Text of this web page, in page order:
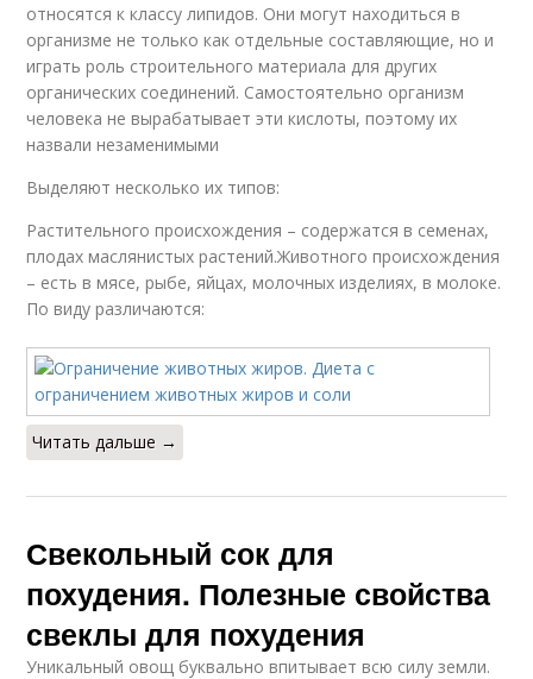
относятся к классу липидов. Они могут находиться в
организме не только как отдельные составляющие, но и
играть роль строительного материала для других
органических соединений. Самостоятельно организм
человека не вырабатывает эти кислоты, поэтому их
назвали незаменимыми
Выделяют несколько их типов:
Растительного происхождения – содержатся в семенах,
плодах маслянистых растений.Животного происхождения
– есть в мясе, рыбе, яйцах, молочных изделиях, в молоке.
По виду различаются:
Читать дальше →
Свекольный сок для
похудения. Полезные свойства
свеклы для похудения
Уникальный овощ буквально впитывает всю силу земли.